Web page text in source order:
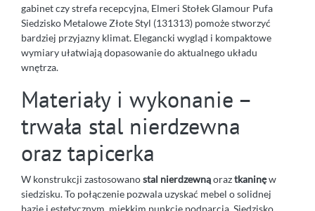
gabinet czy strefa recepcyjna, Elmeri Stołek Glamour Pufa
Siedzisko Metalowe Złote Styl (131313) pomoże stworzyć
bardziej przyjazny klimat. Elegancki wygląd i kompaktowe
wymiary ułatwiają dopasowanie do aktualnego układu
wnętrza.
Materiały i wykonanie –
trwała stal nierdzewna
oraz tapicerka
W konstrukcji zastosowanostal nierdzewnąoraztkaninęw
siedzisku. To połączenie pozwala uzyskać mebel o solidnej
bazie i estetycznym, miękkim punkcie podparcia. Siedzisko